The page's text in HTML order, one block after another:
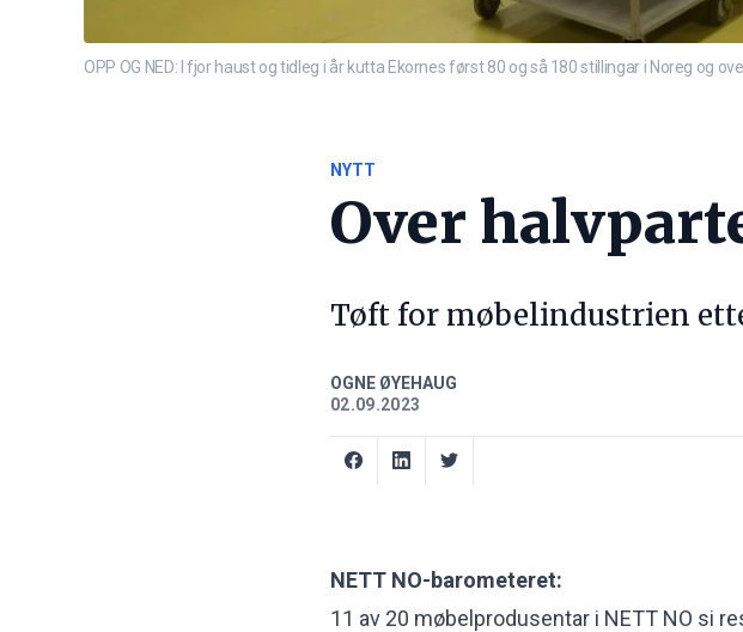
OPP OG NED: I fjor haust og tidleg i år kutta Ekornes først 80 og så 180 stillingar i Noreg
NYTT
Over
Tøft for møbelindustrien
OGNE ØYEHAUG
02.09.2023
NETT NO-barometeret:
11 av 20 møbelprodusentar i NETT NO si